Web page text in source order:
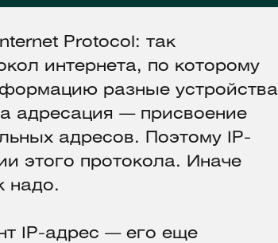
Protocol: так
интернета, по которому
разные устройства
адресация — присвоение
адресов. Поэтому IP-
этого протокола. Иначе
надо.
IP-адрес — его еще